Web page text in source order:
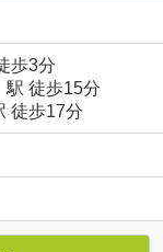
歩3分
駅 徒歩15分
徒歩17分